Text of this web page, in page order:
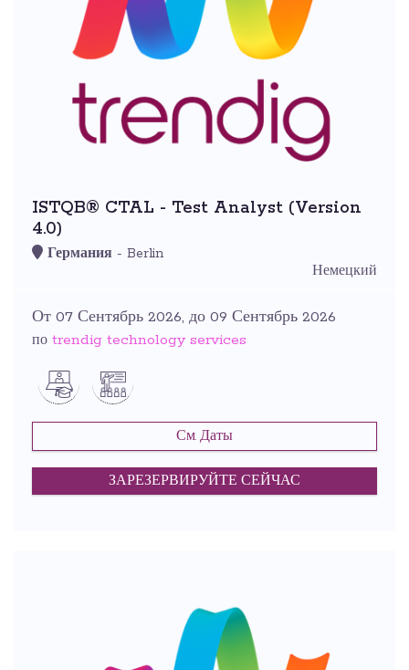
ISTQB® CTAL - Test Analyst (Version
4.0)
Германия - Berlin
Немецкий
От 07 Сентябрь 2026, до 09 Сентябрь 2026
по trendig technology services
См. Даты
ЗАРЕЗЕРВИРУЙТЕ СЕЙЧАС